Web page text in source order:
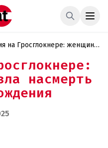
на Гросглокнере: женщина
насмерть